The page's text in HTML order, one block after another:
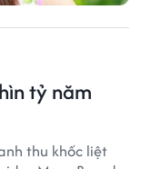
tỷ năm
thu khốc liệt